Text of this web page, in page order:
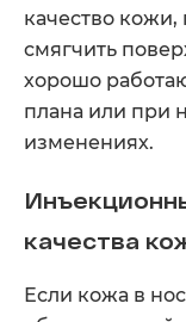
качество кожи,
смягчить
хорошо
плана или при
изменениях.
качества
Если кожа в
Уберите